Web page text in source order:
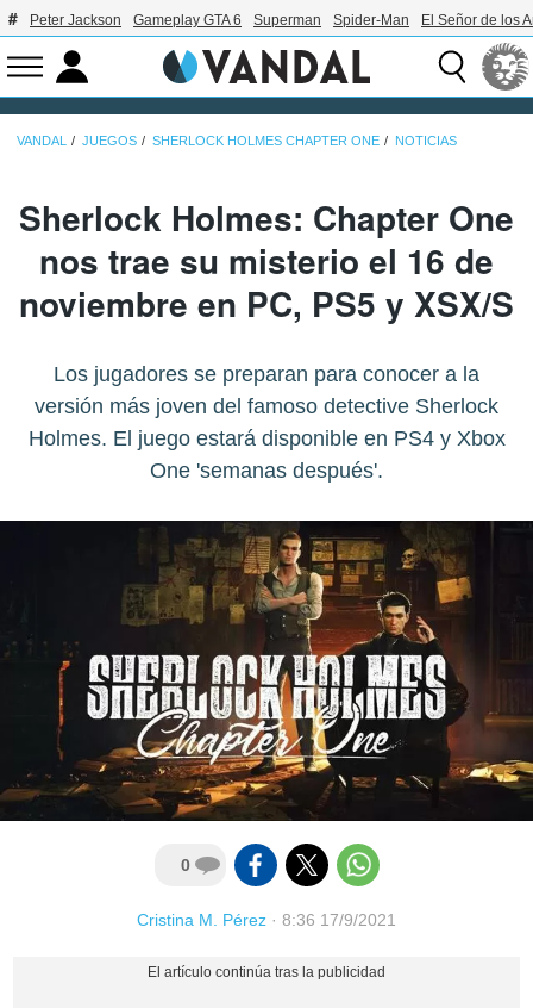
Peter Jackson Gameplay GTA 6 Superman Spider-Man El Señor de los
VANDAL JUEGOS SHERLOCK HOLMES CHAPTER ONE NOTICIAS
Sherlock Holmes: Chapter One
nos trae su misterio el 16 de
noviembre en PC, PS5 y XSX/S
Los jugadores se preparan para conocer a la
versión más joven del famoso detective Sherlock
Holmes. El juego estará disponible en PS4 y Xbox
One 'semanas después'.
0
Cristina M. Pérez · 8:36 17/9/2021